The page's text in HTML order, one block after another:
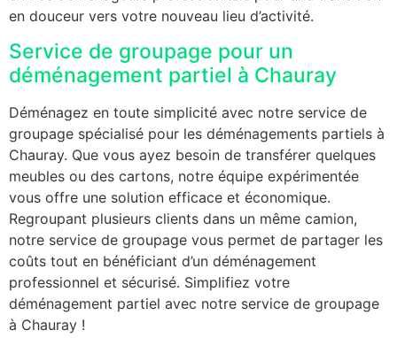
en douceur vers votre nouveau lieu d’activité.
Service de groupage pour un
déménagement partiel à Chauray
Déménagez en toute simplicité avec notre service de
groupage spécialisé pour les déménagements partiels à
Chauray. Que vous ayez besoin de transférer quelques
meubles ou des cartons, notre équipe expérimentée
vous offre une solution efficace et économique.
Regroupant plusieurs clients dans un même camion,
notre service de groupage vous permet de partager les
coûts tout en bénéficiant d’un déménagement
professionnel et sécurisé. Simplifiez votre
déménagement partiel avec notre service de groupage
à Chauray !